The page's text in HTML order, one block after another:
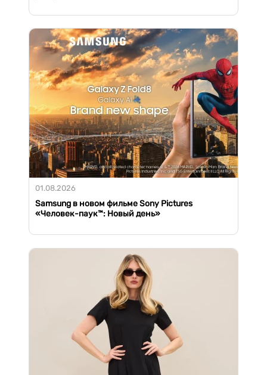
01.08.2026
Samsung в новом фильме Sony Pictures
«Человек-паук™: Новый день»